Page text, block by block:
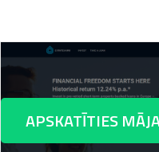
APSKATĪTIES